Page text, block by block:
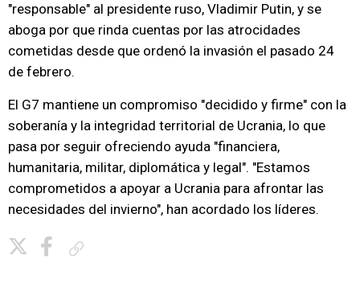
"responsable" al presidente ruso, Vladimir Putin, y se
aboga por que rinda cuentas por las atrocidades
cometidas desde que ordenó la invasión el pasado 24
de febrero.
El G7 mantiene un compromiso "decidido y firme" con la
soberanía y la integridad territorial de Ucrania, lo que
pasa por seguir ofreciendo ayuda "financiera,
humanitaria, militar, diplomática y legal". "Estamos
comprometidos a apoyar a Ucrania para afrontar las
necesidades del invierno", han acordado los líderes.